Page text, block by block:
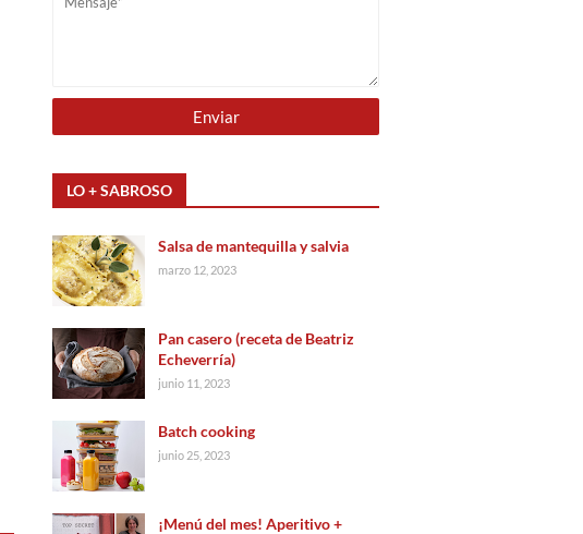
LO + SABROSO
Salsa de mantequilla y salvia
marzo 12, 2023
Pan casero (receta de Beatriz
Echeverría)
junio 11, 2023
Batch cooking
junio 25, 2023
¡Menú del mes! Aperitivo +